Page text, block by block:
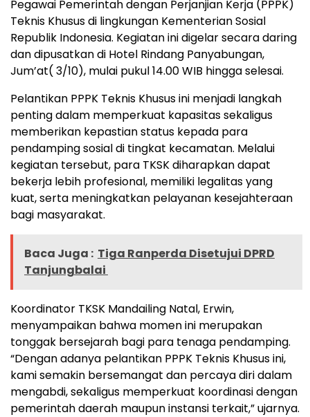
Pegawai Pemerintah dengan Perjanjian Kerja (PPPK)
Teknis Khusus di lingkungan Kementerian Sosial
Republik Indonesia. Kegiatan ini digelar secara daring
dan dipusatkan di Hotel Rindang Panyabungan,
Jum’at( 3/10), mulai pukul 14.00 WIB hingga selesai.
Pelantikan PPPK Teknis Khusus ini menjadi langkah
penting dalam memperkuat kapasitas sekaligus
memberikan kepastian status kepada para
pendamping sosial di tingkat kecamatan. Melalui
kegiatan tersebut, para TKSK diharapkan dapat
bekerja lebih profesional, memiliki legalitas yang
kuat, serta meningkatkan pelayanan kesejahteraan
bagi masyarakat.
Baca Juga : Tiga Ranperda Disetujui DPRD
Tanjungbalai
Koordinator TKSK Mandailing Natal, Erwin,
menyampaikan bahwa momen ini merupakan
tonggak bersejarah bagi para tenaga pendamping.
“Dengan adanya pelantikan PPPK Teknis Khusus ini,
kami semakin bersemangat dan percaya diri dalam
mengabdi, sekaligus memperkuat koordinasi dengan
pemerintah daerah maupun instansi terkait,” ujarnya.